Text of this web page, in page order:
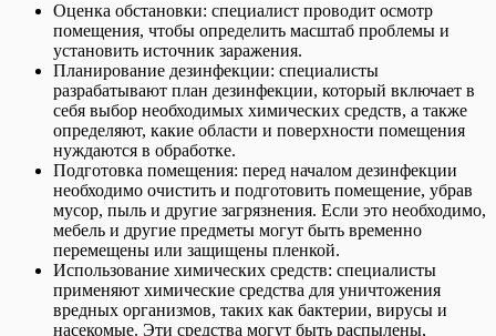
Оценка обстановки: специалист проводит осмотр
помещения, чтобы определить масштаб проблемы и
установить источник заражения.
Планирование дезинфекции: специалисты
разрабатывают план дезинфекции, который включает в
себя выбор необходимых химических средств, а также
определяют, какие области и поверхности помещения
нуждаются в обработке.
Подготовка помещения: перед началом дезинфекции
необходимо очистить и подготовить помещение, убрав
мусор, пыль и другие загрязнения. Если это необходимо,
мебель и другие предметы могут быть временно
перемещены или защищены пленкой.
Использование химических средств: специалисты
применяют химические средства для уничтожения
вредных организмов, таких как бактерии, вирусы и
насекомые. Эти средства могут быть распылены,